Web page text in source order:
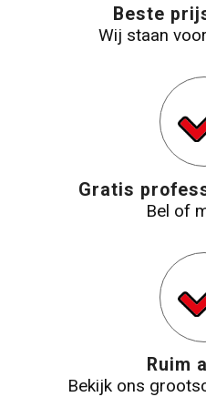
Beste
Wij staan
Gratis
Bel of
Ruim
Bekijk ons